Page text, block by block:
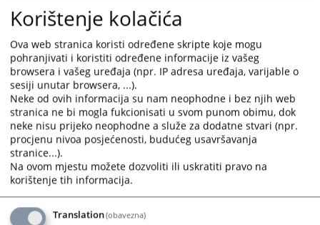
date.
Press
the
question
mark
key
to
get
the
keyboard
shortcuts
the
question
key
to
get
the
keyboard
shortcuts
Korištenje kolačića
Ova web stranica koristi određene skripte koje mogu
pohranjivati i koristiti određene informacije iz vašeg
browsera i vašeg uređaja (npr. IP adresa uređaja, varijable o
sesiji unutar browsera, ...).
Neke od ovih informacija su nam neophodne i bez njih web
stranica ne bi mogla fukcionisati u svom punom obimu, dok
neke nisu prijeko neophodne a služe za dodatne stvari (npr.
procjenu nivoa posjećenosti, budućeg usavršavanja
stranice...).
Na ovom mjestu možete dozvoliti ili uskratiti pravo na
korištenje tih informacija.
Translation(obavezna)